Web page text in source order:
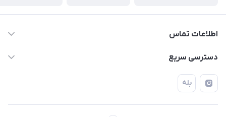
اطلاعات تماس
۰۲۱۷۷۰۶۰۰۲۸ ـ ۰۹۱۹۰۰۲۸۲۴۷
فروشگاه آبتین
دسترسی سریع
حساب کاربری
بله